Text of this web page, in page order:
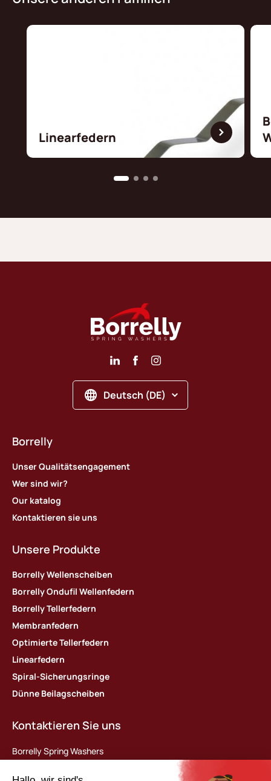
Linearfedern
Deutsch (DE)
Borrelly
Unser Qualitätsengagement
Wer sind wir?
Our katalog
Kontaktieren sie uns
Unsere Produkte
Borrelly Wellenscheiben
Borrelly Ondufil Wellenfedern
Borrelly Tellerfedern
Membranfedern
Optimierte Tellerfedern
Linearfedern
Spiral-Sicherungsringe
Dünne Beilagscheiben
Kontaktieren Sie uns
Borrelly Spring Washers
Parc d’activités des Platières
448 rue du Moron